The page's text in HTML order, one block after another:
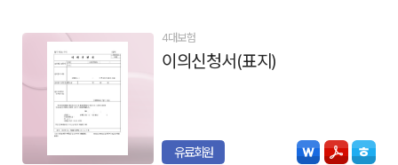
4대보험
이의신청서(표지)
유료회원